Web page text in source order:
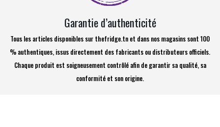
Garantie d’authenticité
Tous les articles disponibles sur thefridge.tn et dans nos magasins sont 100
% authentiques, issus directement des fabricants ou distributeurs officiels.
Chaque produit est soigneusement contrôlé afin de garantir sa qualité, sa
conformité et son origine.